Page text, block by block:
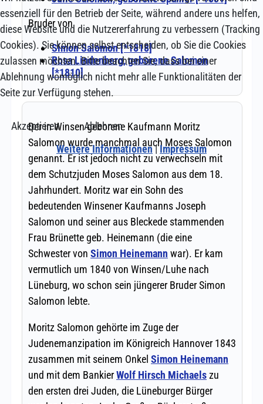
essenziell für den Betrieb der Seite, während andere uns helfen,
diese Website und die Nutzererfahrung zu verbessern (Tracking
Cookies). Sie können selbst entscheiden, ob Sie die Cookies
zulassen möchten. Bitte beachten Sie, dass bei einer
Ablehnung womöglich nicht mehr alle Funktionalitäten der
Seite zur Verfügung stehen.
Akzeptieren
Ablehnen
Weitere Informationen|Impressum